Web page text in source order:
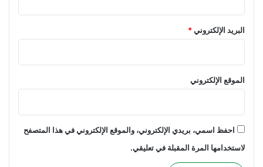
البريد الإلكتروني*
الموقع الإلكتروني
احفظ اسمي، بريدي الإلكتروني، والموقع الإلكتروني في هذا المتصفح
لاستخدامها المرة المقبلة في تعليقي.